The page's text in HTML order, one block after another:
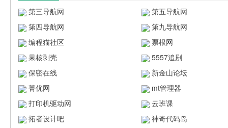
第三导航网
第五导航网
第四导航网
第九导航网
编程猫社区
票根网
果核剥壳
5557追剧
保密在线
新金山论坛
菁优网
mt管理器
打印机驱动网
云班课
拓者设计吧
神奇代码岛